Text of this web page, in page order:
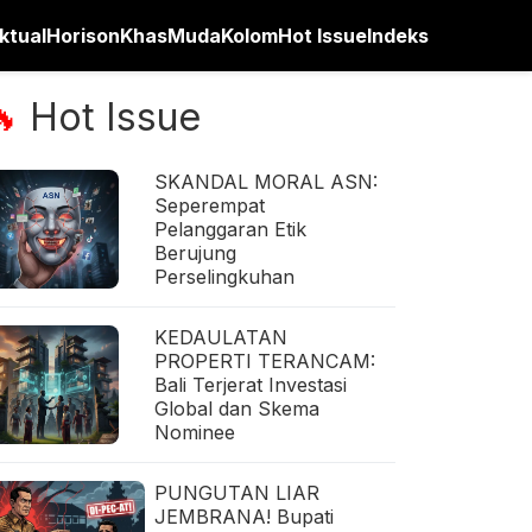
HorisonKhasMudaKolomHot IssueIndeks
Hot Issue
SKANDAL MORAL ASN:
Seperempat
Pelanggaran Etik
Berujung
Perselingkuhan
KEDAULATAN
PROPERTI TERANCAM:
Bali Terjerat Investasi
Global dan Skema
Nominee
PUNGUTAN LIAR
JEMBRANA! Bupati